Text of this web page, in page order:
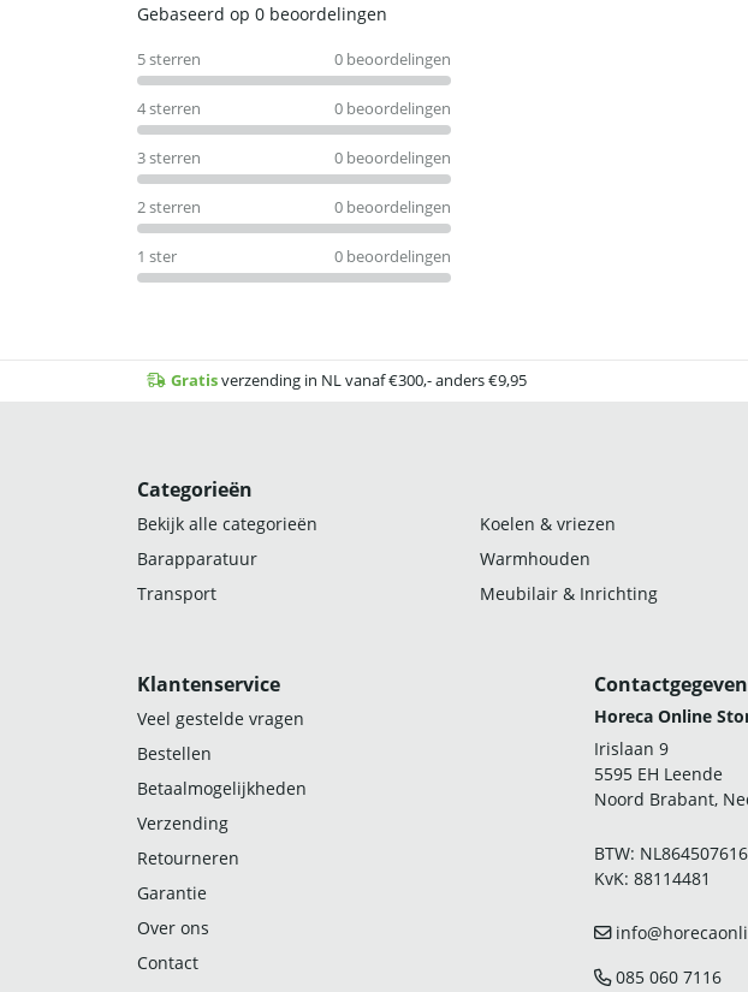
Waardering
uit
5
Gebaseerd op 0 beoordelingen
5 sterren 0 beoordelingen
4 sterren 0 beoordelingen
3 sterren 0 beoordelingen
2 sterren 0 beoordelingen
1 ster 0 beoordelingen
Gratisverzending in NL vanaf €300,- anders €9,95
Categorieën
Bekijk alle categorieën Koelen & vriezen
Barapparatuur
Warmhouden
Transport
Meubilair & Inrichting
Klantenservice
Veel gestelde vragen
Bestellen
Betaalmogelijkheden
Verzending
Retourneren
Garantie
Over ons
Contact
Horeca Online
Irislaan 9
5595 EH Leende
Noord Brabant,
BTW:
KvK: 88114481
085 060 7116